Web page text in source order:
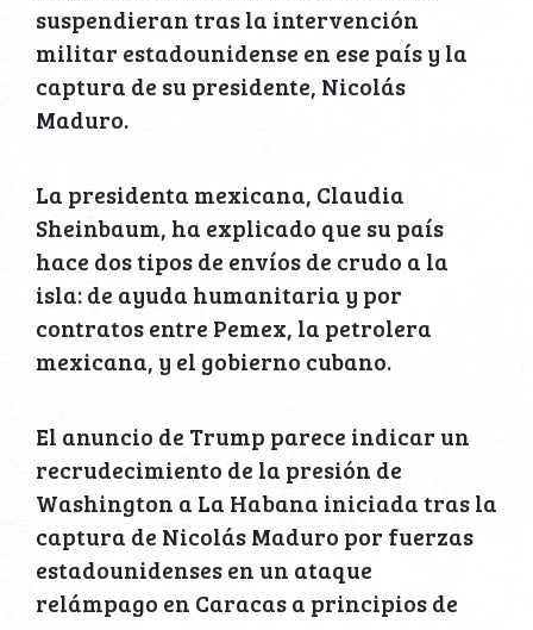
suspendieran tras la intervención
militar estadounidense en ese país y la
captura de su presidente, Nicolás
Maduro.
La presidenta mexicana, Claudia
Sheinbaum, ha explicado que su país
hace dos tipos de envíos de crudo a la
isla: de ayuda humanitaria y por
contratos entre Pemex, la petrolera
mexicana, y el gobierno cubano.
El anuncio de Trump parece indicar un
recrudecimiento de la presión de
Washington a La Habana iniciada tras la
captura de Nicolás Maduro por fuerzas
estadounidenses en un ataque
relámpago en Caracas a principios de